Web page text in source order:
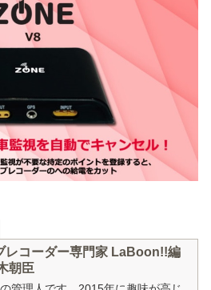
レコーダー専門家 LaBoon!!編
朝臣